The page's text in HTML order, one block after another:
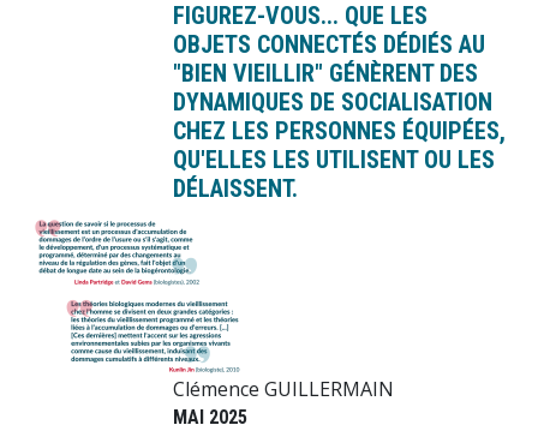
FIGUREZ-VOUS... QUE LES
OBJETS CONNECTÉS DÉDIÉS AU
"BIEN VIEILLIR" GÉNÈRENT DES
DYNAMIQUES DE SOCIALISATION
CHEZ LES PERSONNES ÉQUIPÉES,
QU'ELLES LES UTILISENT OU LES
DÉLAISSENT.
Image
Clémence GUILLERMAIN
MAI 2025